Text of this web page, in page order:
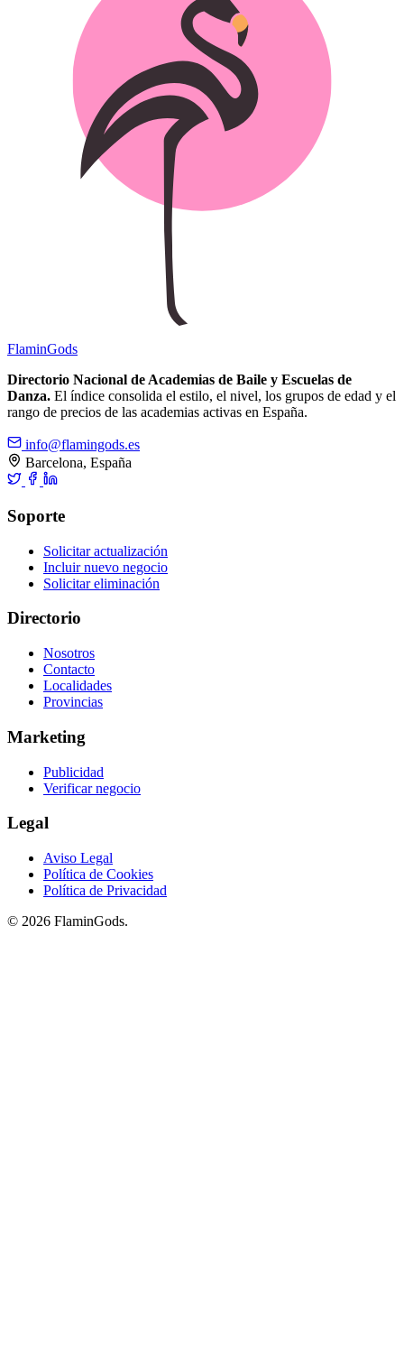
FlaminGods
Directorio Nacional de Academias de Baile y Escuelas de
Danza. El índice consolida el estilo, el nivel, los grupos de edad y el
rango de precios de las academias activas en España.
info@flamingods.es
Barcelona, España
Soporte
Solicitar actualización
Incluir nuevo negocio
Solicitar eliminación
Directorio
Nosotros
Contacto
Localidades
Provincias
Marketing
Publicidad
Verificar negocio
Legal
Aviso Legal
Política de Cookies
Política de Privacidad
© 2026 FlaminGods.